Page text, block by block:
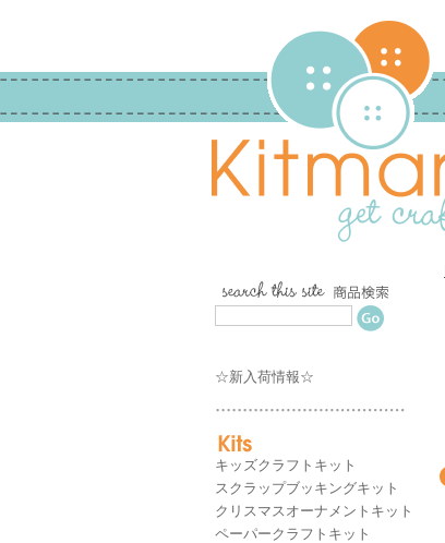
☆新入荷情報☆
キッズクラフトキット
スクラップブッキングキット
クリスマスオーナメントキット
ペーパークラフトキット